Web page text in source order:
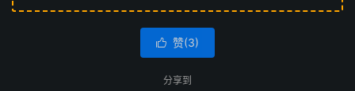
 赞(3)
分享到